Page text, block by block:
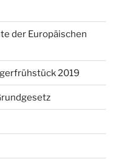
der Europäischen
2019